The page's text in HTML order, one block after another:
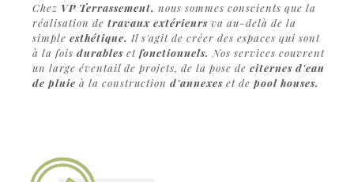
Chez VP Terrassement, nous sommes conscients que la
réalisation de travaux extérieursva au-delà de la
simple esthétique. Il s'agit de créer des espaces qui sont
à la fois durableset fonctionnels. Nos services couvrent
un large éventail de projets, de la pose de citernes d'eau
de pluie à la construction d'annexeset de pool houses.